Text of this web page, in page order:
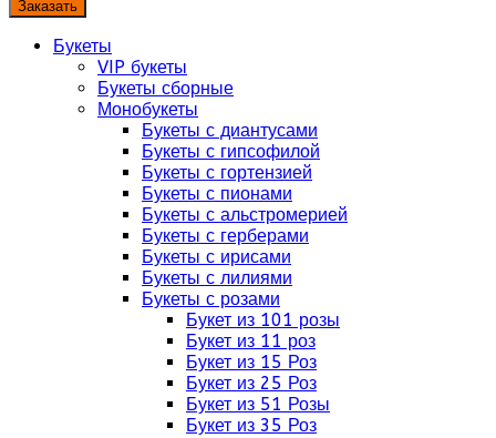
Заказать
Букеты
VIP букеты
Букеты сборные
Монобукеты
Букеты с диантусами
Букеты с гипсофилой
Букеты с гортензией
Букеты с пионами
Букеты с альстромерией
Букеты с герберами
Букеты с ирисами
Букеты с лилиями
Букеты с розами
Букет из 101 розы
Букет из 11 роз
Букет из 15 Роз
Букет из 25 Роз
Букет из 51 Розы
Букет из 35 Роз